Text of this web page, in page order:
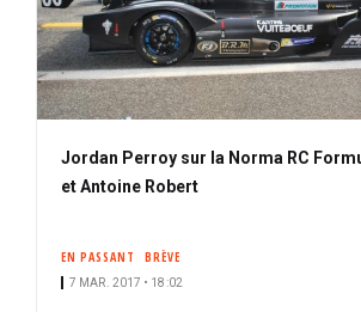
Jordan Perroy sur la Norma RC
et Antoine Robert
EN PASSANT BRÈVE
7 MAR. 2017 • 18:02